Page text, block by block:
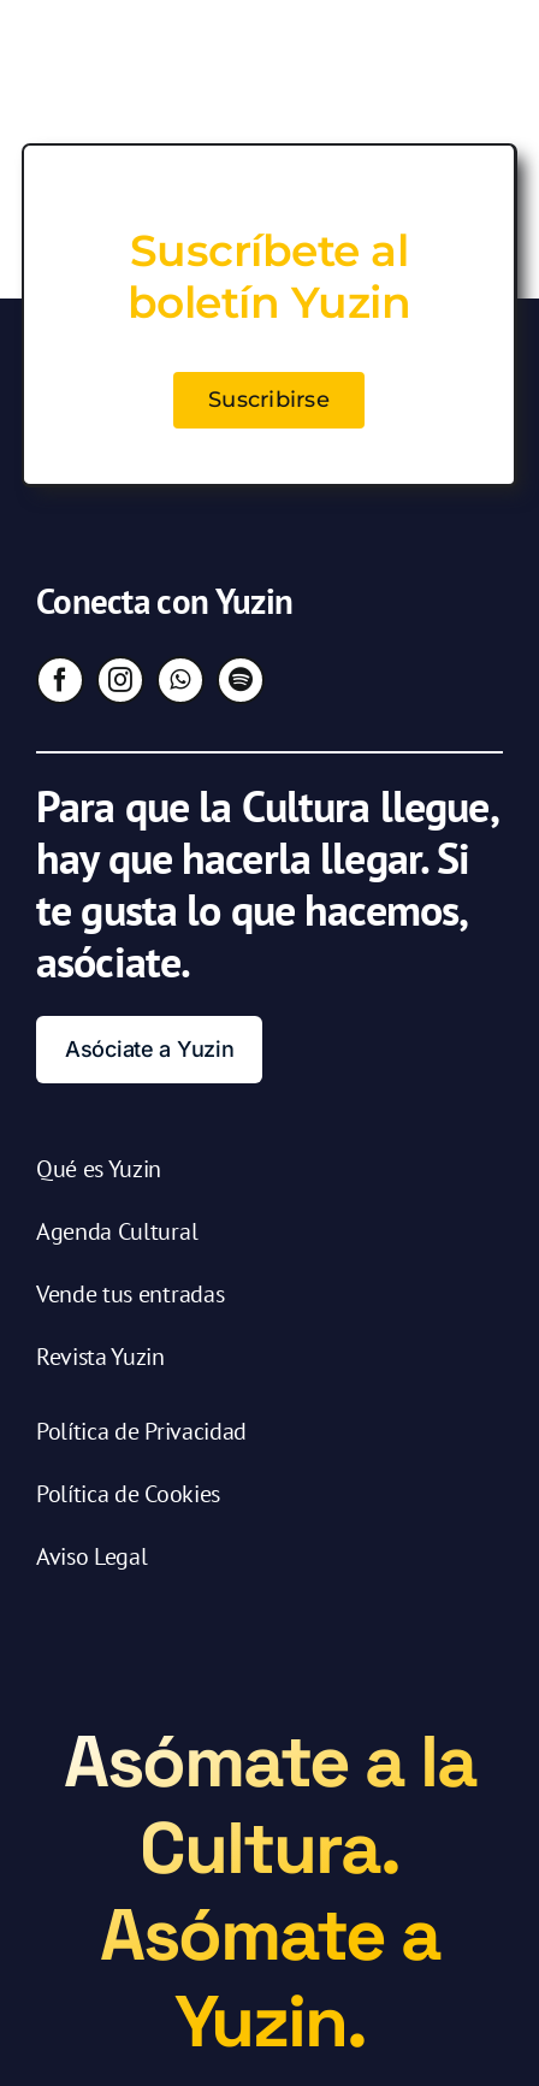
Suscríbete al
boletín Yuzin
Suscribirse
Conecta con Yuzin
Para que la Cultura llegue,
hay que hacerla llegar. Si
te gusta lo que hacemos,
asóciate.
Asóciate a Yuzin
Qué es Yuzin
Agenda Cultural
Vende tus entradas
Revista Yuzin
Política de Privacidad
Política de Cookies
Aviso Legal
Asómate a la
Cultura.
Asómate a
Yuzin.